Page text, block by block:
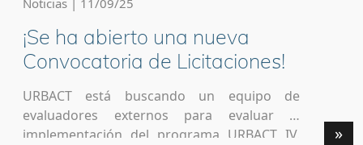
climática, la igualdad de género, la movilidad
y la contratación pública hasta el desarrollo
[…]
Noticias | 11/09/25
¡Se ha abierto una nueva
Convocatoria de Licitaciones!
URBACT está buscando un equipo de
evaluadores externos para evaluar la
implementación del programa URBACT IV.
»